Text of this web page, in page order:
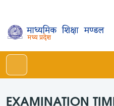
Toggle navigation
EXAMINATION